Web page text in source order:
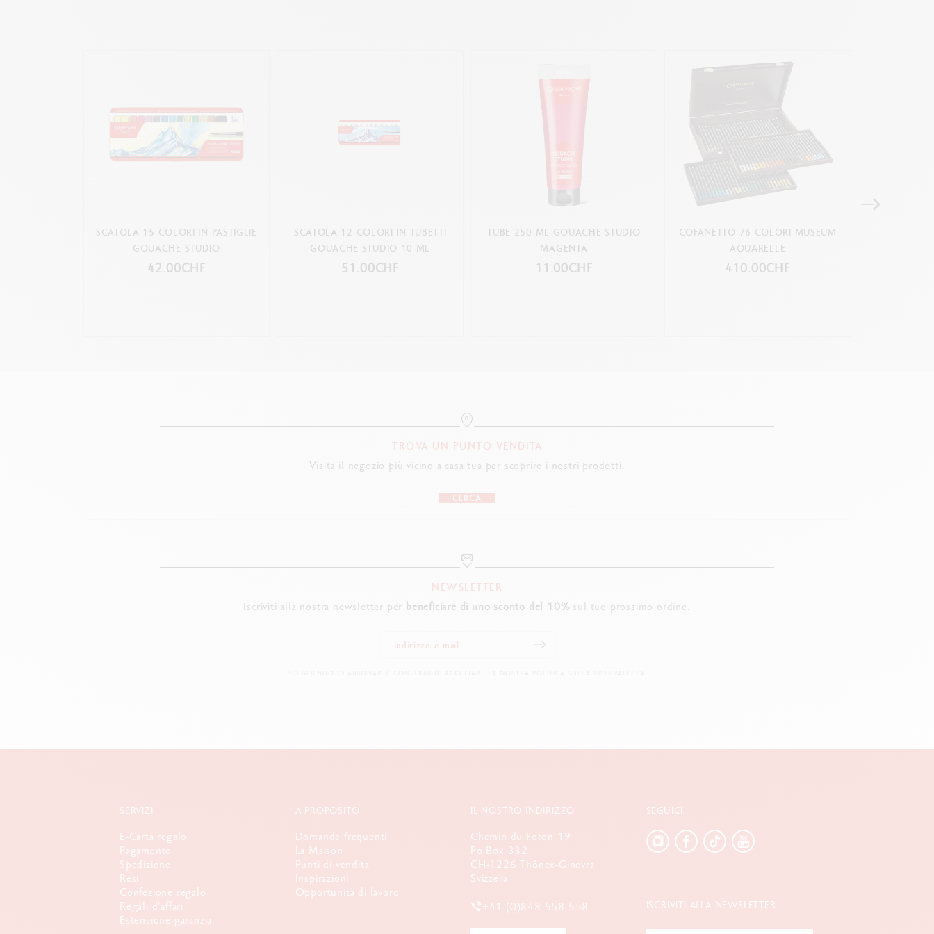
SCATOLA 15 COLORI IN PASTIGLIE
GOUACHE STUDIO
42.00CHF
SCATOLA 12 COLORI IN TUBETTI
GOUACHE STUDIO 10 ML
51.00CHF
TUBE 250 ML GOUACHE STUDIO
MAGENTA
11.00CHF
COFANETTO 76 COLORI MUSEUM
AQUARELLE
410.00CHF
TROVA UN PUNTO VENDITA
Visita il negozio più vicino a casa tua per scoprire i nostri prodotti.
CERCA
NEWSLETTER
Iscriviti alla nostra newsletter per beneficiare di uno sconto del 10% sul tuo prossimo ordine.
SERVIZI
E-Carta regalo
Pagamento
Spedizione
Resi
Confezione regalo
Regali d'affari
Estensione garanzia
A PROPOSITO
Domande frequenti
La Maison
Punti di vendita
Inspirazioni
Opportunità di lavoro
IL NOSTRO INDIRIZZO
Chemin du Foron 19
Po Box 332
CH-1226 Thônex-Ginevra
Svizzera
+41 (0)848 558 558
SEGUICI
ISCRIVITI ALLA NEWSLETTER